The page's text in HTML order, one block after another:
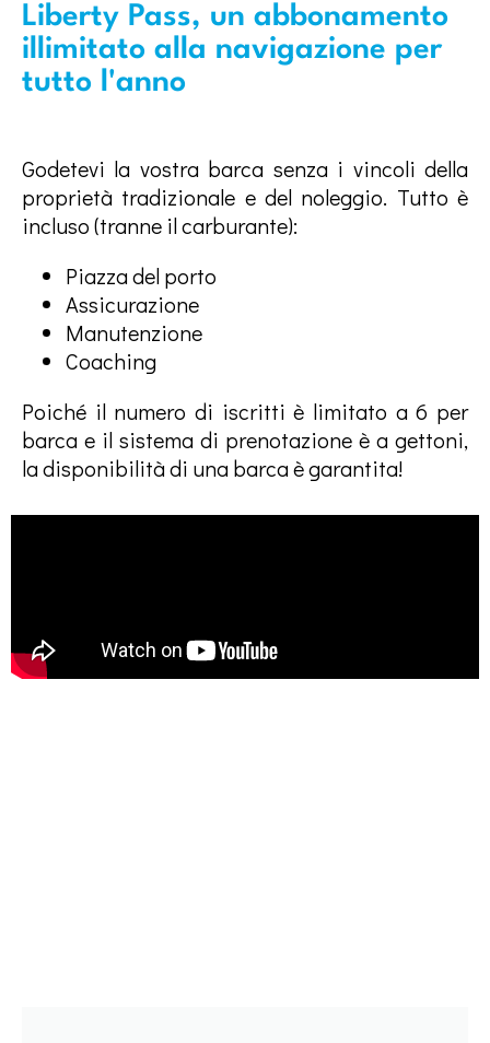
Liberty Pass, un abbonamento
illimitato alla navigazione per
tutto l'anno
Godetevi la vostra barca senza i vincoli della
proprietà tradizionale e del noleggio. Tutto è
incluso (tranne il carburante):
Piazza del porto
Assicurazione
Manutenzione
Coaching
Poiché il numero di iscritti è limitato a 6 per
barca e il sistema di prenotazione è a gettoni,
la disponibilità di una barca è garantita!